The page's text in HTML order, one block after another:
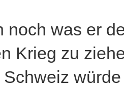
noch was er
Krieg zu